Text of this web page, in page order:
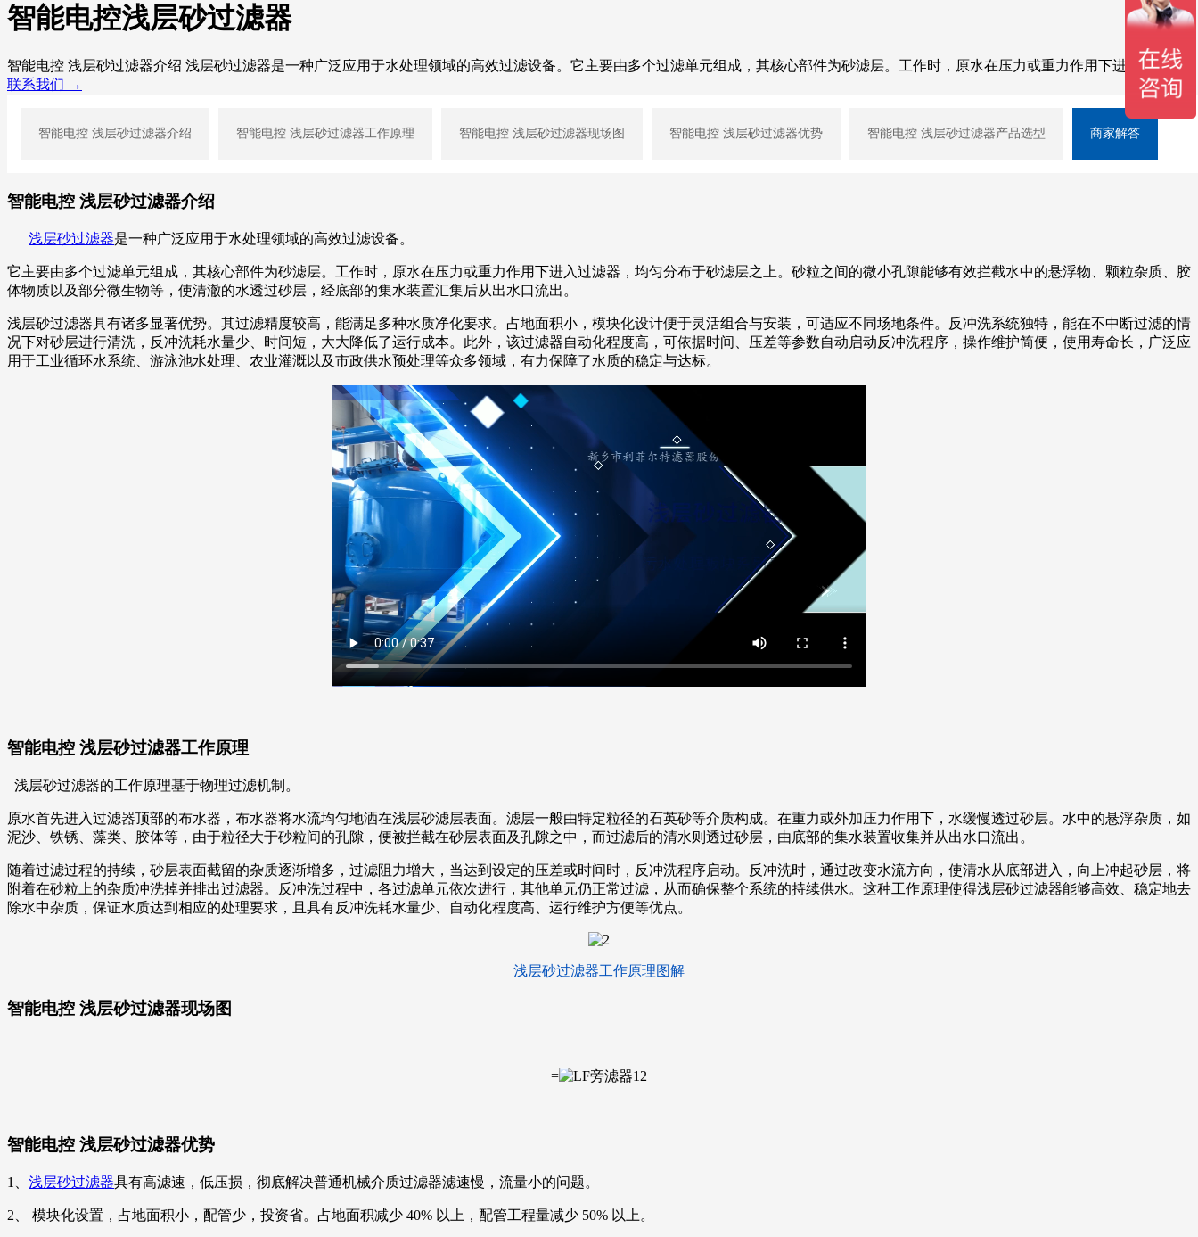
智能电控浅层砂过滤器
智能电控 浅层砂过滤器介绍 浅层砂过滤器是一种广泛应用于水处理领域的高效过滤设备。它主要由多个过滤单元组成，其核心部件为砂滤层。工作时，原水在压力或重力作用下进入过滤器
联系我们 →
智能电控 浅层砂过滤器介绍 智能电控 浅层砂过滤器工作原理 智能电控 浅层砂过滤器现场图 智能电控 浅层砂过滤器优势 智能电控 浅层砂过滤器产品选型 商家解答
智能电控 浅层砂过滤器介绍
浅层砂过滤器是一种广泛应用于水处理领域的高效过滤设备。
它主要由多个过滤单元组成，其核心部件为砂滤层。工作时，原水在压力或重力作用下进入过滤器，均匀分布于砂滤层之上。砂粒之间的微小孔隙能够有效拦截水中的悬浮物、颗粒杂质、胶
体物质以及部分微生物等，使清澈的水透过砂层，经底部的集水装置汇集后从出水口流出。
浅层砂过滤器具有诸多显著优势。其过滤精度较高，能满足多种水质净化要求。占地面积小，模块化设计便于灵活组合与安装，可适应不同场地条件。反冲洗系统独特，能在不中断过滤的情
况下对砂层进行清洗，反冲洗耗水量少、时间短，大大降低了运行成本。此外，该过滤器自动化程度高，可依据时间、压差等参数自动启动反冲洗程序，操作维护简便，使用寿命长，广泛应
用于工业循环水系统、游泳池水处理、农业灌溉以及市政供水预处理等众多领域，有力保障了水质的稳定与达标。
智能电控 浅层砂过滤器工作原理
浅层砂过滤器的工作原理基于物理过滤机制。
原水首先进入过滤器顶部的布水器，布水器将水流均匀地洒在浅层砂滤层表面。滤层一般由特定粒径的石英砂等介质构成。在重力或外加压力作用下，水缓慢透过砂层。水中的悬浮杂质，如
泥沙、铁锈、藻类、胶体等，由于粒径大于砂粒间的孔隙，便被拦截在砂层表面及孔隙之中，而过滤后的清水则透过砂层，由底部的集水装置收集并从出水口流出。
随着过滤过程的持续，砂层表面截留的杂质逐渐增多，过滤阻力增大，当达到设定的压差或时间时，反冲洗程序启动。反冲洗时，通过改变水流方向，使清水从底部进入，向上冲起砂层，将
附着在砂粒上的杂质冲洗掉并排出过滤器。反冲洗过程中，各过滤单元依次进行，其他单元仍正常过滤，从而确保整个系统的持续供水。这种工作原理使得浅层砂过滤器能够高效、稳定地去
除水中杂质，保证水质达到相应的处理要求，且具有反冲洗耗水量少、自动化程度高、运行维护方便等优点。
浅层砂过滤器工作原理图解
智能电控 浅层砂过滤器现场图
=
智能电控 浅层砂过滤器优势
1、 浅层砂过滤器具有高滤速，低压损，彻底解决普通机械介质过滤器滤速慢，流量小的问题。
2、 模块化设置，占地面积小，配管少，投资省。占地面积减少 40% 以上，配管工程量减少 50% 以上。